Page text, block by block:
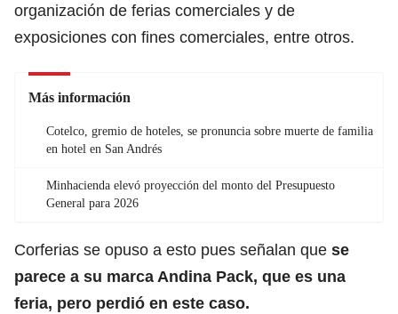
organización de ferias comerciales y de
exposiciones con fines comerciales, entre otros.
Más información
Cotelco, gremio de hoteles, se pronuncia sobre muerte de familia
en hotel en San Andrés
Minhacienda elevó proyección del monto del Presupuesto
General para 2026
Corferias se opuso a esto pues señalan que se
parece a su marca Andina Pack, que es una
feria, pero perdió en este caso.